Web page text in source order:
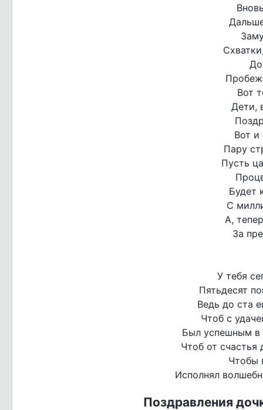
Вот
Дети,
Вот и
Пару
Пусть
Будет
С
А,
За
У тебя
Пятьдесят
Ведь до ста
Чтоб с
Был успешным в
Чтоб от счастья
Чтобы
Исполнял
Поздравления